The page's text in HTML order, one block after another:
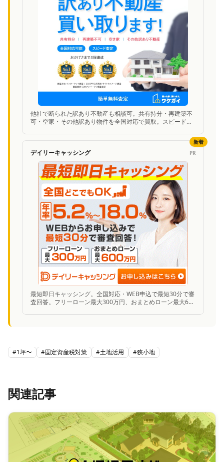
他社で断られた訳あり不動産も相談可。共有持分・再建築不
可・空家・その他訳あり物件を全国対応で買取。スピード査
デイリーキャッシング PR
最短即日キャッシング。全国対応・WEB申込で最短30分で審
査回答。フリーローン最大300万円、おまとめローン最大600
新着
#1坪〜 #固定資産税対策 #土地活用 #狭小地
関連記事